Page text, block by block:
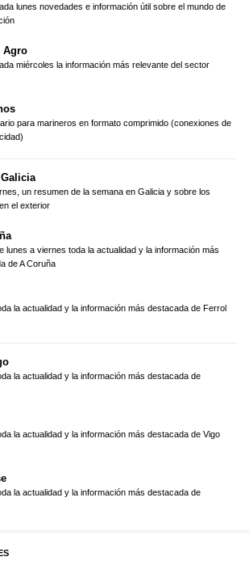
lunes novedades e información útil sobre el mundo de
Agro
miércoles la información más relevante del sector
para marineros en formato comprimido (conexiones de
un resumen de la semana en Galicia y sobre los
el exterior
lunes a viernes toda la actualidad y la información más
de A Coruña
la actualidad y la información más destacada de Ferrol
la actualidad y la información más destacada de
la actualidad y la información más destacada de Vigo
la actualidad y la información más destacada de